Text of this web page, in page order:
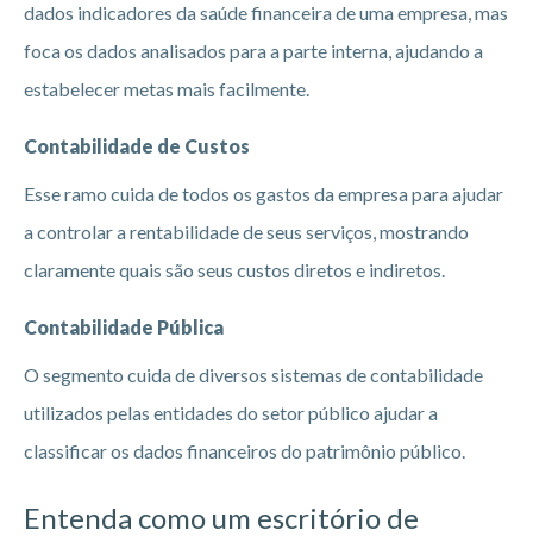
dados indicadores da saúde financeira de uma empresa, mas
foca os dados analisados para a parte interna, ajudando a
estabelecer metas mais facilmente.
Contabilidade de Custos
Esse ramo cuida de todos os gastos da empresa para ajudar
a controlar a rentabilidade de seus serviços, mostrando
claramente quais são seus custos diretos e indiretos.
Contabilidade Pública
O segmento cuida de diversos sistemas de contabilidade
utilizados pelas entidades do setor público ajudar a
classificar os dados financeiros do patrimônio público.
Entenda como um escritório de